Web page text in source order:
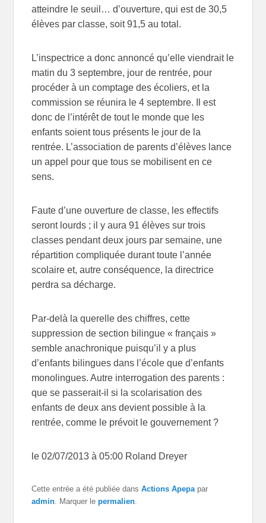
atteindre le seuil… d’ouverture, qui est de 30,5
élèves par classe, soit 91,5 au total.
L’inspectrice a donc annoncé qu’elle viendrait le
matin du 3 septembre, jour de rentrée, pour
procéder à un comptage des écoliers, et la
commission se réunira le 4 septembre. Il est
donc de l’intérêt de tout le monde que les
enfants soient tous présents le jour de la
rentrée. L’association de parents d’élèves lance
un appel pour que tous se mobilisent en ce
sens.
Faute d’une ouverture de classe, les effectifs
seront lourds ; il y aura 91 élèves sur trois
classes pendant deux jours par semaine, une
répartition compliquée durant toute l’année
scolaire et, autre conséquence, la directrice
perdra sa décharge.
Par-delà la querelle des chiffres, cette
suppression de section bilingue « français »
semble anachronique puisqu’il y a plus
d’enfants bilingues dans l’école que d’enfants
monolingues. Autre interrogation des parents :
que se passerait-il si la scolarisation des
enfants de deux ans devient possible à la
rentrée, comme le prévoit le gouvernement ?
le 02/07/2013 à 05:00 Roland Dreyer
Cette entrée a été publiée dansActions Apepa par
admin . Marquer lepermalien